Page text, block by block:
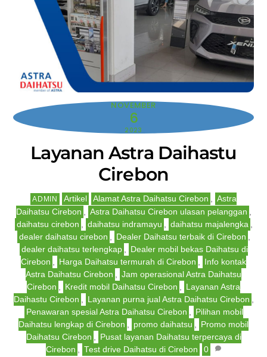
NOVEMBER
6
2023
Layanan Astra Daihastu
Cirebon
ADMIN Artikel Alamat Astra Daihatsu Cirebon , Astra
Daihatsu Cirebon , Astra Daihatsu Cirebon ulasan pelanggan ,
daihatsu cirebon , daihatsu indramayu , daihatsu majalengka ,
dealer daihatsu cirebon , Dealer Daihatsu terbaik di Cirebon ,
dealer daihatsu terlengkap ,
Dealer mobil bekas Daihatsu di
Cirebon , Harga Daihatsu termurah di Cirebon ,
Info kontak
Astra Daihatsu Cirebon , Jam operasional Astra Daihatsu
Cirebon , Kredit mobil Daihatsu Cirebon ,
Layanan Astra
Daihastu Cirebon , Layanan purna jual Astra Daihatsu Cirebon ,
Penawaran spesial Astra Daihatsu Cirebon ,
Pilihan mobil
Daihatsu lengkap di Cirebon , promo daihatsu ,
Promo mobil
Daihatsu Cirebon ,
Pusat layanan Daihatsu terpercaya di
Cirebon , Test drive Daihatsu di Cirebon 0